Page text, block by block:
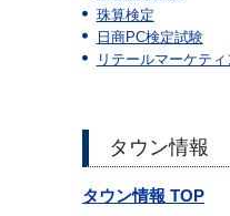
珠算検定
日商PC検定試験
リテールマーケテ
タウン情報
タウン情報 TOP